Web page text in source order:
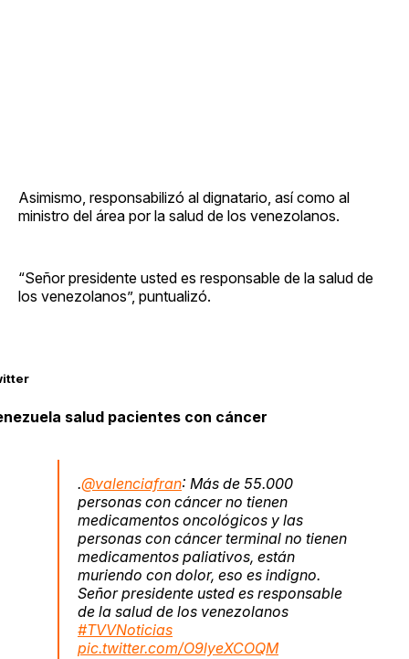
Asimismo, responsabilizó al dignatario, así como al
ministro del área por la salud de los venezolanos.
“Señor presidente usted es responsable de la salud de
los venezolanos”, puntualizó.
salud pacientes con cáncer
.@valenciafran: Más de 55.000
personas con cáncer no tienen
medicamentos oncológicos y las
personas con cáncer terminal no tienen
medicamentos paliativos, están
muriendo con dolor, eso es indigno.
Señor presidente usted es responsable
de la salud de los venezolanos
#TVVNoticias
pic.twitter.com/O9lyeXCOQM